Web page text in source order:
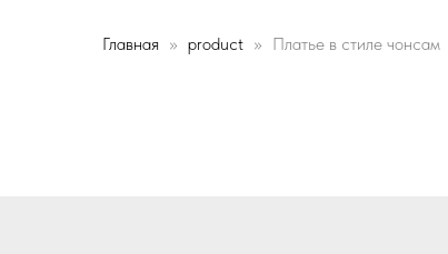
Главная product Платье в стиле чонсам